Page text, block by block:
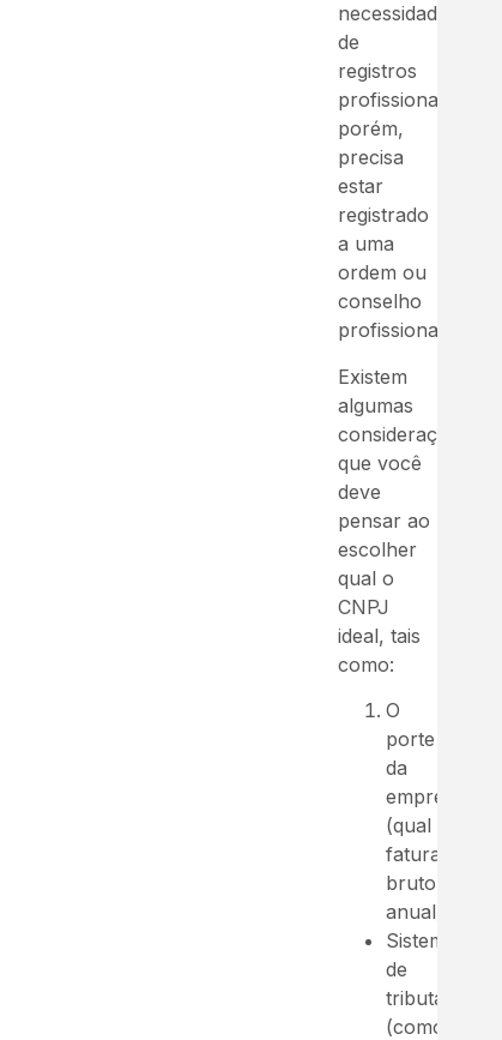
necessidade
de
registros
profissionais,
porém,
precisa
estar
registrado
a uma
ordem ou
conselho
profissional.
Existem
algumas
considerações
que você
deve
pensar ao
escolher
qual o
CNPJ
ideal, tais
como:
O
porte
da
empresa
(qual
faturamento
bruto
anual);
Sistema
de
tributação
(como